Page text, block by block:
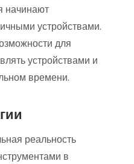
начинают
устройствами.
для
устройствами и
времени.
реальность
в